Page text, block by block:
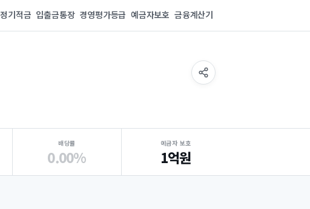
정기적금 입출금통장 경영평가등급 예금자보호 금융계산기
배당률
0.00%
예금자 보호
1억원